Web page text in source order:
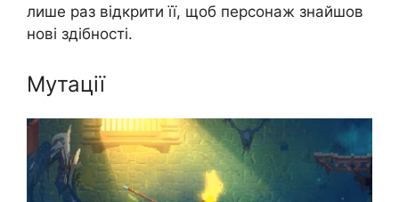
лише раз відкрити її, щоб персонаж знайшов
нові здібності.
Мутації